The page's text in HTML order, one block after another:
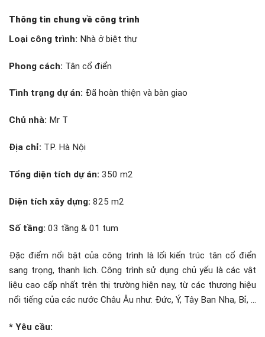
Thông tin chung về công trình
Loại công trình: Nhà ở biệt thự
Phong cách: Tân cổ điển
Tình trạng dự án: Đã hoàn thiện và bàn giao
Chủ nhà: Mr T
Địa chỉ: TP. Hà Nội
Tổng diện tích dự án: 350 m2
Diện tích xây dựng: 825 m2
Số tầng: 03 tầng & 01 tum
Đặc điểm nổi bật của công trình là lối kiến trúc tân cổ điển
sang trọng, thanh lịch. Công trình sử dụng chủ yếu là các vật
liệu cao cấp nhất trên thị trường hiện nay, từ các thương hiệu
nổi tiếng của các nước Châu Âu như: Đức, Ý, Tây Ban Nha, Bỉ, …
* Yêu cầu: